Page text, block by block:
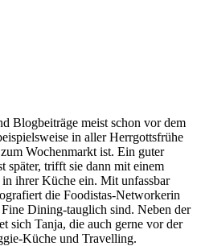
Blogbeiträge meist schon vor dem
in aller Herrgottsfrühe
Wochenmarkt ist. Ein guter
später, trifft sie dann mit einem
ihrer Küche ein. Mit unfassbar
die Foodistas-Networkerin
Dining-tauglich sind. Neben der
sich Tanja, die auch gerne vor der
Küche und Travelling.